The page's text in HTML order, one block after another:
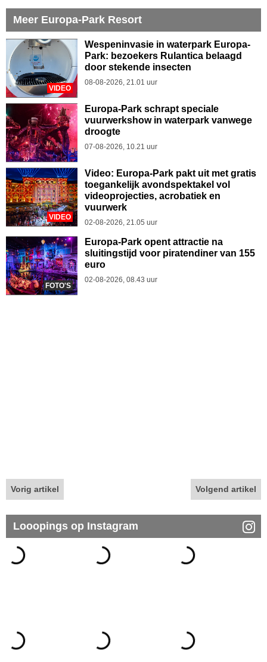
Meer Europa-Park Resort
VIDEO
Wespeninvasie in waterpark Europa-
Park: bezoekers Rulantica belaagd
door stekende insecten
08-08-2026, 21.01 uur
Europa-Park schrapt speciale
vuurwerkshow in waterpark vanwege
droogte
07-08-2026, 10.21 uur
VIDEO
Video: Europa-Park pakt uit met gratis
toegankelijk avondspektakel vol
videoprojecties, acrobatiek en
vuurwerk
02-08-2026, 21.05 uur
FOTO'S
Europa-Park opent attractie na
sluitingstijd voor piratendiner van 155
euro
02-08-2026, 08.43 uur
Vorig artikel Volgend artikel
Looopings op Instagram